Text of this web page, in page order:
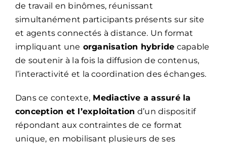
de travail en binômes, réunissant
simultanément participants présents sur site
et agents connectés à distance. Un format
impliquant une organisation hybride capable
de soutenir à la fois la diffusion de contenus,
l’interactivité et la coordination des échanges.
Dans ce contexte, Mediactive a assuré la
conception et l’exploitation d’un dispositif
répondant aux contraintes de ce format
unique, en mobilisant plusieurs de ses